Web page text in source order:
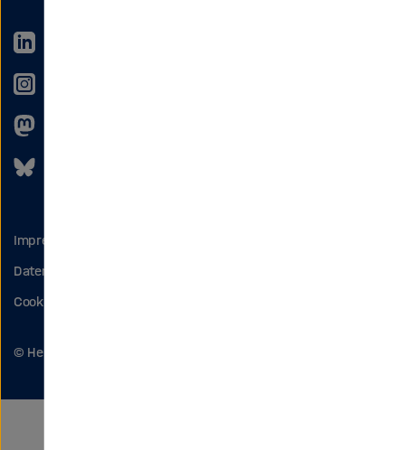
Impressum
Datenschutz
Cookies
© Helmholtz-Gemeinschaft 2026